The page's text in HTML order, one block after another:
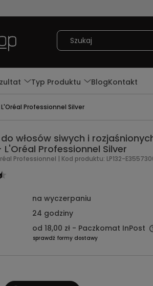
Typ Produktu BlogKontakt
Professionnel Silver
włosów siwych i
Professionnel Silver
Professionnel | Kod produktu: LP132-
na wyczerpaniu
24 godziny
od 18,00 zł - Paczkomat InPost
sprawdź formy dostawy